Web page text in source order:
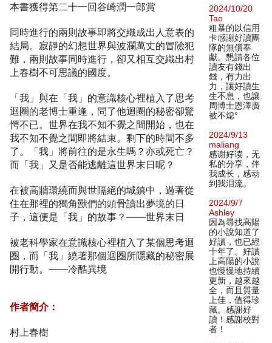
本書獲得第二十一回谷崎潤一郎賞
同時進行的兩則故事即將交織成出人意表的
結局。寂靜的幻想世界與波瀾萬丈的冒險犯
難，兩則故事同時進行，卻又相互交織出村
上春樹不可思議的國度。
「我」與在「我」的意識核心裡植入了思考
迴圈的老博士重逢，問了他迴圈的秘密卻驚
愕不已。世界在我不知不覺之間開始，也在
我不知不覺之間即將結束。剩下的時間不多
了。「我」將前往的是永生嗎？亦或死亡？
而「我」又是否能逃離這世界末日呢？
在被高牆環繞而與世隔絕的城鎮中，過著從
住在那裡的獨角獸們的頭骨讀出夢境的日
子，這便是「我」的故事？——世界末日
被老科學家在意識核心裡植入了某個思考迴
圈，而「我」繞著那個迴圈所隱藏的秘密展
開行動。——冷酷異境
作者簡介：
村上春樹
2024/10/20
Tao
粗暴的以信用
卡感謝好讀團
隊的無償奉
獻。懇請各位
讀友有錢出
錢，有力出
力，讓好讀生
生不息，也讓
周博士恩澤廣
被不熄°
2024/9/13
maliang
感谢好读，无
私的分享，伴
我成长，感动
到我泪流。
2024/9/7
Ashley
因為尋找高陽
的小說知道了
好讀，也已經
十年了。好讀
上高陽的小說
也慢慢地持續
更新，越來越
全，而且質量
上佳，值得珍
藏。感謝好
讀！感謝校對
者！